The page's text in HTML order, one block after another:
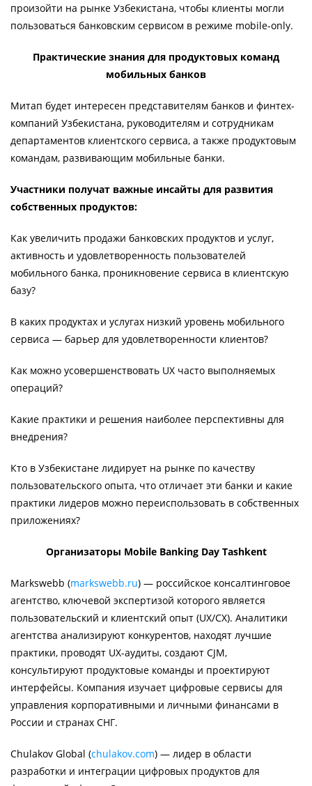
произойти на рынке Узбекистана, чтобы клиенты могли
пользоваться банковским сервисом в режиме mobile-only.
Практические знания для продуктовых команд
мобильных банков
Митап будет интересен представителям банков и финтех-
компаний Узбекистана, руководителям и сотрудникам
департаментов клиентского сервиса, а также продуктовым
командам, развивающим мобильные банки.
Участники получат важные инсайты для развития
собственных продуктов:
Как увеличить продажи банковских продуктов и услуг,
активность и удовлетворенность пользователей
мобильного банка, проникновение сервиса в клиентскую
базу?
В каких продуктах и услугах низкий уровень мобильного
сервиса — барьер для удовлетворенности клиентов?
Как можно усовершенствовать UX часто выполняемых
операций?
Какие практики и решения наиболее перспективны для
внедрения?
Кто в Узбекистане лидирует на рынке по качеству
пользовательского опыта, что отличает эти банки и какие
практики лидеров можно переиспользовать в собственных
приложениях?
Организаторы Mobile Banking Day Tashkent
Markswebb (markswebb.ru) — российское консалтинговое
агентство, ключевой экспертизой которого является
пользовательский и клиентский опыт (UX/CX). Аналитики
агентства анализируют конкурентов, находят лучшие
практики, проводят UX-аудиты, создают CJM,
консультируют продуктовые команды и проектируют
интерфейсы. Компания изучает цифровые сервисы для
управления корпоративными и личными финансами в
России и странах СНГ.
Chulakov Global (chulakov.com) — лидер в области
разработки и интеграции цифровых продуктов для